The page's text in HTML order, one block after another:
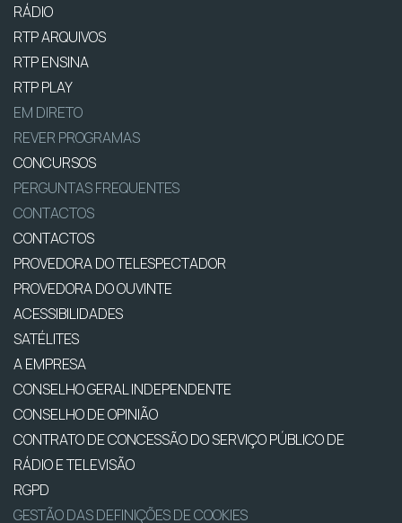
RÁDIO
RTP ARQUIVOS
RTP ENSINA
RTP PLAY
EM DIRETO
REVER PROGRAMAS
CONCURSOS
PERGUNTAS FREQUENTES
CONTACTOS
CONTACTOS
PROVEDORA DO TELESPECTADOR
PROVEDORA DO OUVINTE
ACESSIBILIDADES
SATÉLITES
A EMPRESA
CONSELHO GERAL INDEPENDENTE
CONSELHO DE OPINIÃO
CONTRATO DE CONCESSÃO DO SERVIÇO PÚBLICO DE
RÁDIO E TELEVISÃO
RGPD
GESTÃO DAS DEFINIÇÕES DE COOKIES